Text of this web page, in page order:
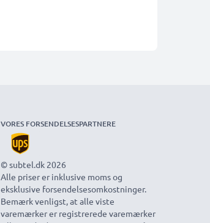
VORES FORSENDELSESPARTNERE
© subtel.dk 2026
Alle priser er inklusive moms og
eksklusive forsendelsesomkostninger.
Bemærk venligst, at alle viste
varemærker er registrerede varemærker